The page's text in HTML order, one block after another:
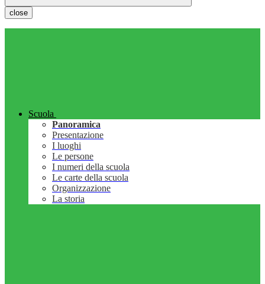
close
Scuola
Panoramica
Presentazione
I luoghi
Le persone
I numeri della scuola
Le carte della scuola
Organizzazione
La storia